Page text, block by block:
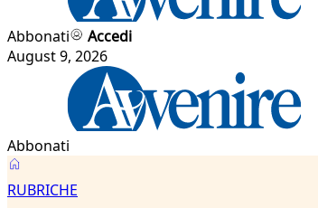
Abbonati
Accedi
August 9, 2026
Abbonati
RUBRICHE